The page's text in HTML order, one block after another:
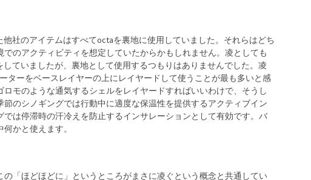
社のアイテムはすべてoctaを裏地に使用していました。それらはどち
のアクティビティを想定していたからかもしれません。凌としても
ていましたが、裏地として使用するつもりはありませんでした。凌
ターをベースレイヤーの上にレイヤードして使うことが最も多いと感
モのような通気するシェルをレイヤードすればいいわけで、そうし
のシノギングでは行動中に適度な保温性を提供するアクティブイン
は停滞時の汗冷えを防止するインサレーションとして有効です。バ
かと使えます。
「ほどほどに」というところがまさに凌ぐという概念と共通してい